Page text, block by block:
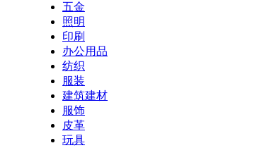
五金
照明
印刷
办公用品
纺织
服装
建筑建材
服饰
皮革
玩具